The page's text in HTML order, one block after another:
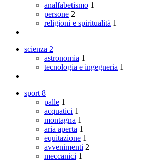
analfabetismo 1
persone 2
religioni e spiritualità 1
scienza 2
astronomia 1
tecnologia e ingegneria 1
sport 8
palle 1
acquatici 1
montagna 1
aria aperta 1
equitazione 1
avvenimenti 2
meccanici 1